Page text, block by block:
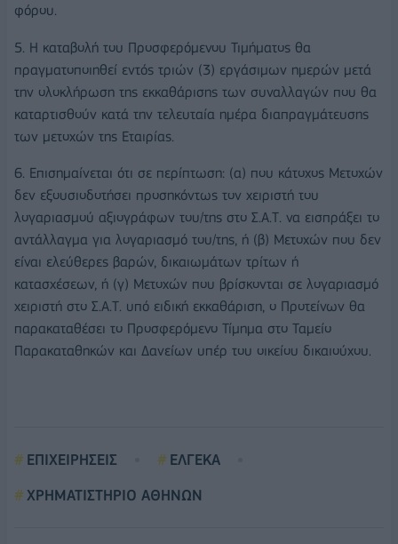
φόρου.
5. Η καταβολή του Προσφερόμενου Τιμήματος θα
πραγματοποιηθεί εντός τριών (3) εργάσιμων ημερών μετά
την ολοκλήρωση της εκκαθάρισης των συναλλαγών που θα
καταρτισθούν κατά την τελευταία ημέρα διαπραγμάτευσης
των μετοχών της Εταιρίας.
6. Επισημαίνεται ότι σε περίπτωση: (α) που κάτοχος Μετοχών
δεν εξουσιοδοτήσει προσηκόντως τον χειριστή του
λογαριασμού αξιογράφων του/της στο Σ.Α.Τ. να εισπράξει το
αντάλλαγμα για λογαριασμό του/της, ή (β) Μετοχών που δεν
είναι ελεύθερες βαρών, δικαιωμάτων τρίτων ή
κατασχέσεων, ή (γ) Μετοχών που βρίσκονται σε λογαριασμό
χειριστή στο Σ.Α.Τ. υπό ειδική εκκαθάριση, ο Προτείνων θα
παρακαταθέσει το Προσφερόμενο Τίμημα στο Ταμείο
Παρακαταθηκών και Δανείων υπέρ του οικείου δικαιούχου.
ΕΠΙΧΕΙΡΗΣΕΙΣ
ΕΛΓΕΚΑ
ΧΡΗΜΑΤΙΣΤΗΡΙΟ ΑΘΗΝΩΝ